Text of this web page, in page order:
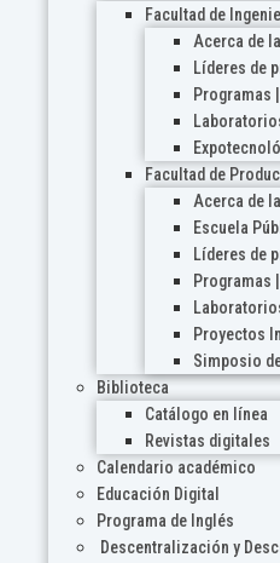
Facultad de
Acerca de
Líderes de
Programas
Facultad de
Acerca de
Escuela
Líderes de
Programas
Proyectos
Simposio
Biblioteca
Catálogo en línea
Revistas digitales
Calendario académico
Educación Digital
Programa de Inglés
Descentralización y